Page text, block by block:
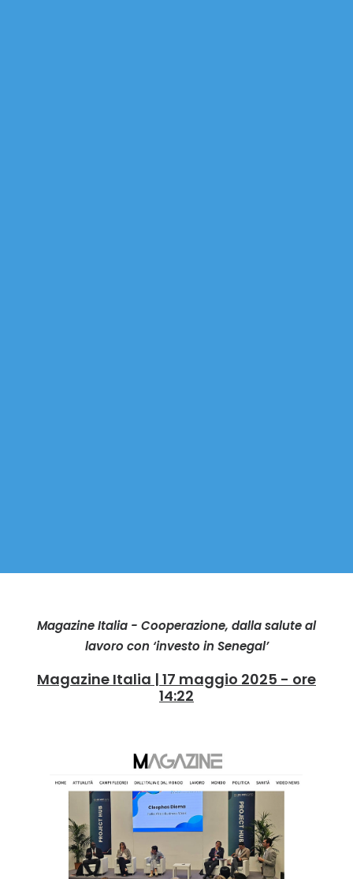
Magazine Italia - Cooperazione, dalla salute al
lavoro con ‘investo in Senegal’
Magazine Italia | 17 maggio 2025 - ore
14:22